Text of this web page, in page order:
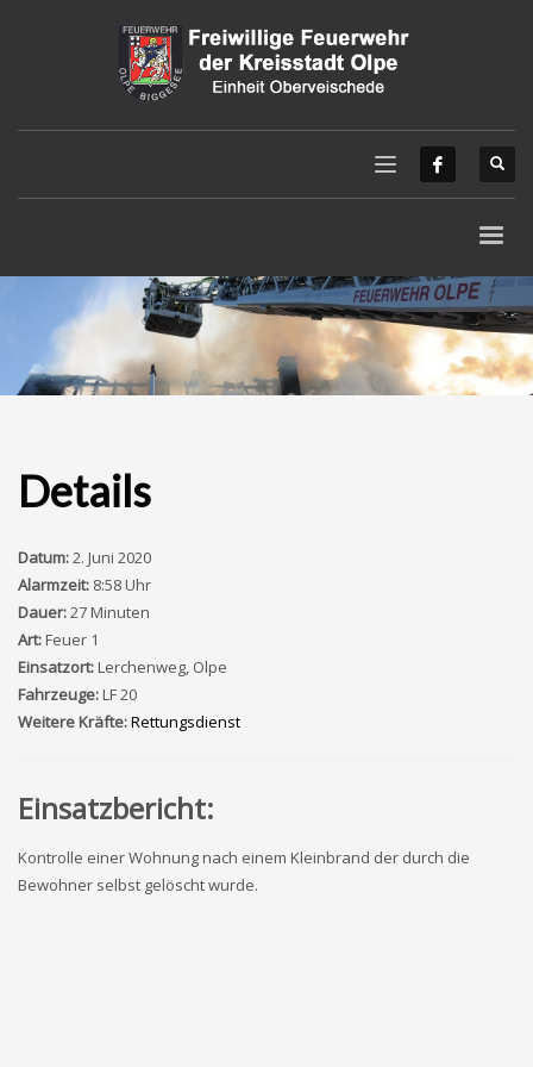
Details
Datum:2. Juni 2020
Alarmzeit: 8:58 Uhr
Dauer:27 Minuten
Art:Feuer 1
Einsatzort:Lerchenweg, Olpe
Fahrzeuge:LF 20
Weitere Kräfte:Rettungsdienst
Einsatzbericht:
Kontrolle einer Wohnung nach einem Kleinbrand der durch die
Bewohner selbst gelöscht wurde.